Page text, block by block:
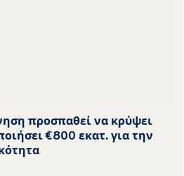
προσπαθεί να κρύψει
€800 εκατ. για την